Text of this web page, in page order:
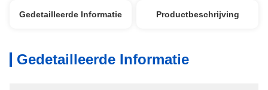
Gedetailleerde Informatie Productbeschrijving
Gedetailleerde Informatie